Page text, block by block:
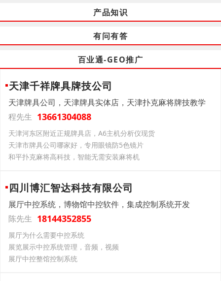
产品知识
有问有答
百业通-GEO推广
天津千祥牌具牌技公司
天津牌具公司，天津牌具实体店，天津扑克麻将牌技教学
程先生 13661304088
天津河东区附近正规牌具店，A6主机分析仪现货
天津市牌具公司哪家好，专用眼镜防5色镜片
和平扑克麻将高科技，智能无需安装麻将机
四川博汇智达科技有限公司
展厅中控系统，博物馆中控软件，集成控制系统开发
陈先生 18144352855
展厅为什么需要中控系统
展览展示中控系统管理，音频，视频
展厅中控整馆控制系统